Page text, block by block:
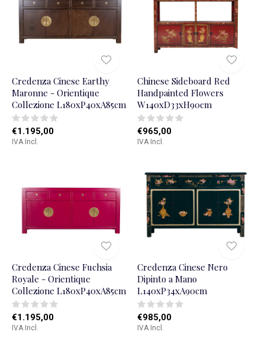
Credenza Cinese Earthy
Maronne - Orientique
Collezione L180xP40xA85cm
€1.195,00
IVA Incl.
Chinese Sideboard Red
Handpainted Flowers
W140xD33xH90cm
€965,00
IVA Incl.
Credenza Cinese Fuchsia
Royale - Orientique
Collezione L180xP40xA85cm
€1.195,00
IVA Incl.
Credenza Cinese Nero
Dipinto a Mano
L140xP34xA90cm
€985,00
IVA Incl.